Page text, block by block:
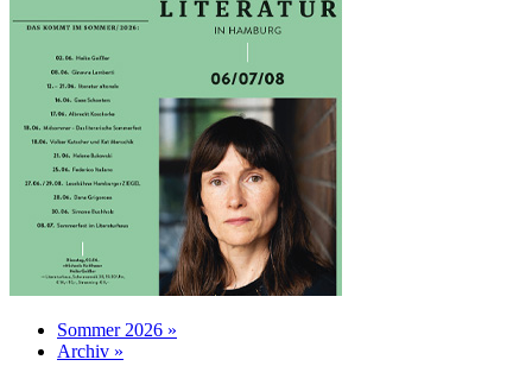
Sommer 2026 »
Archiv »